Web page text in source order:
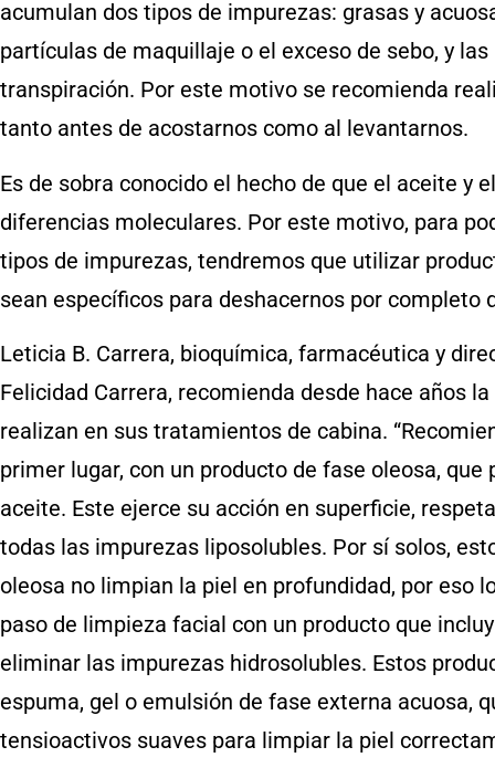
acumulan dos tipos de impurezas: grasas y
partículas de maquillaje o el exceso de sebo, y
transpiración. Por este motivo se recomienda
tanto antes de acostarnos como al levantarnos.
Es de sobra conocido el hecho de que el aceite y
diferencias moleculares. Por este motivo, para
tipos de impurezas, tendremos que utilizar
sean específicos para deshacernos por completo
Leticia B. Carrera, bioquímica, farmacéutica y
Felicidad Carrera, recomienda desde hace años
realizan en sus tratamientos de cabina.
primer lugar, con un producto de fase oleosa,
aceite. Este ejerce su acción en superficie,
todas las impurezas liposolubles. Por sí solos,
oleosa no limpian la piel en profundidad, por eso
paso de limpieza facial con un producto que
eliminar las impurezas hidrosolubles. Estos
espuma, gel o emulsión de fase externa acuosa,
tensioactivos suaves para limpiar la piel